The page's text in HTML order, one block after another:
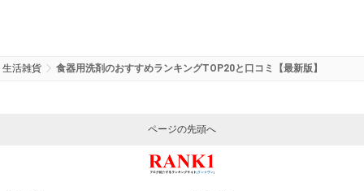
生活雑貨 食器用洗剤のおすすめランキングTOP20と口コミ【最新版】
ページの先頭へ